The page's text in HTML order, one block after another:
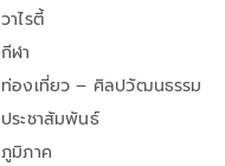
วาไรตี้
กีฬา
ท่องเที่ยว – ศิลปวัฒนธรรม
ประชาสัมพันธ์
ภูมิภาค